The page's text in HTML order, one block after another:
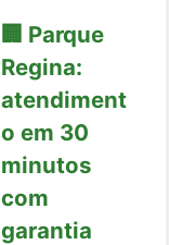
🏢 Parque
Regina:
atendiment
o em 30
minutos
com
garantia